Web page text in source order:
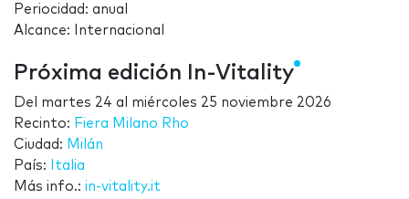
Periocidad: anual
Alcance: Internacional
Próxima edición In-Vitality
Del martes 24 al miércoles 25 noviembre 2026
Recinto: Fiera Milano Rho
Ciudad: Milán
País:
Italia
Más info.: in-vitality.it